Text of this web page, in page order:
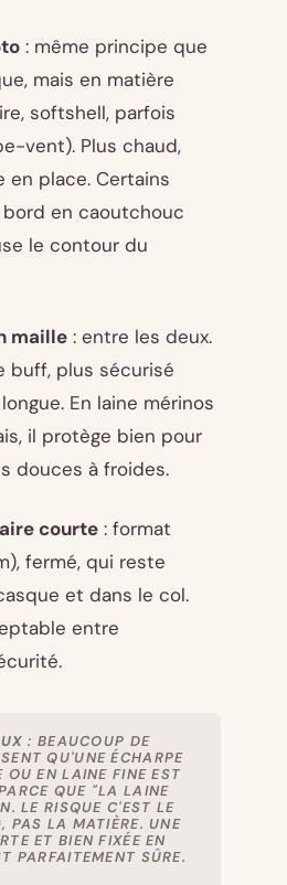
: même principe que
mais en matière
softshell, parfois
vent). Plus chaud,
en place. Certains
en caoutchouc
le contour du
maille : entre les deux.
buff, plus sécurisé
En laine mérinos
il protège bien pour
douces à froides.
courte : format
fermé, qui reste
et dans le col.
entre
: BEAUCOUP DE
QU'UNE ÉCHARPE
OU EN LAINE FINE EST
QUE "LA LAINE
LE RISQUE C'EST LE
PAS LA MATIÈRE. UNE
ET BIEN FIXÉE EN
PARFAITEMENT SÛRE.